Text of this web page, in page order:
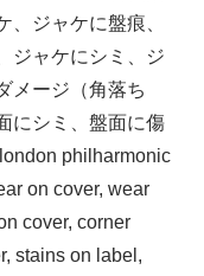
、ジャケに盤痕、
ジャケにシミ、ジ
メージ（角落ち
にシミ、盤面に傷
philharmonic
on cover, wear
cover, corner
stains on label,